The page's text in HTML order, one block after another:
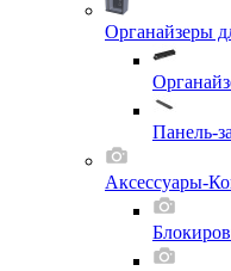
Органайзеры
Панель-
Аксессуары-